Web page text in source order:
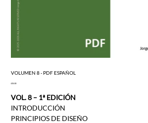
VOLUMEN 8 - PDF ESPAÑOL
Price
£35.00
VOL. 8 – 1ª EDICIÓN
INTRODUCCIÓN
PRINCIPIOS DE DISEÑO